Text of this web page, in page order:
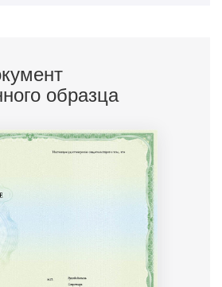
образца